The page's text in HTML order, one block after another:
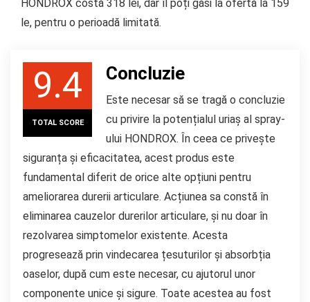
HONDROX costă 318 lei, dar îl poți găsi la ofertă la 159
le, pentru o perioadă limitată.
9.4
TOTAL SCORE
Concluzie
Este necesar să se tragă o concluzie
cu privire la potențialul uriaș al spray-
ului HONDROX. În ceea ce privește
siguranța și eficacitatea, acest produs este
fundamental diferit de orice alte opțiuni pentru
ameliorarea durerii articulare. Acțiunea sa constă în
eliminarea cauzelor durerilor articulare, și nu doar în
rezolvarea simptomelor existente. Acesta
progresează prin vindecarea țesuturilor și absorbția
oaselor, după cum este necesar, cu ajutorul unor
componente unice și sigure. Toate acestea au fost